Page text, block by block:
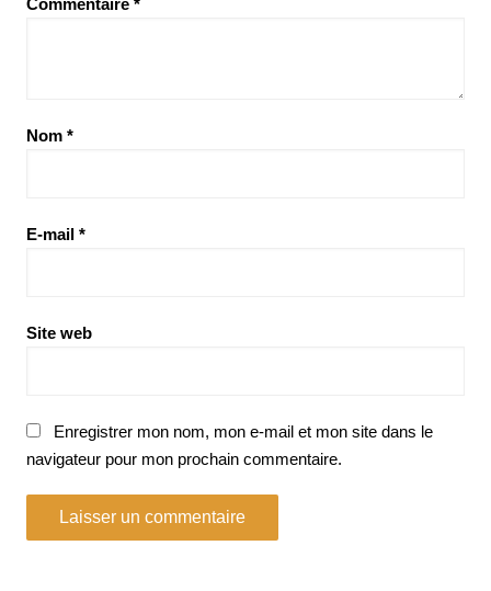
Nom *
E-mail *
Site web
Enregistrer mon nom, mon e-mail et mon site dans le
navigateur pour mon prochain commentaire.